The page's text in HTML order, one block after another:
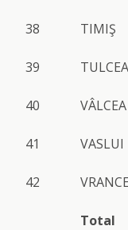
38 TIMIŞ
39 TULCEA
40 VÂLCEA
41 VASLUI
42
Total